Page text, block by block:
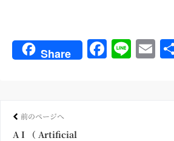
Share
Fa Li E
前のページへ
A I （ Artificial